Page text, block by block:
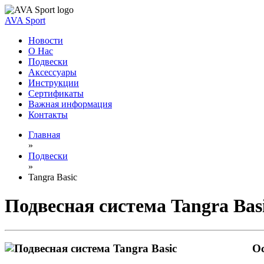
AVA Sport
Новости
О Нас
Подвески
Аксессуары
Инструкции
Сертификаты
Важная информация
Контакты
Главная
»
Подвески
»
Tangra Basic
Подвесная система Tangra